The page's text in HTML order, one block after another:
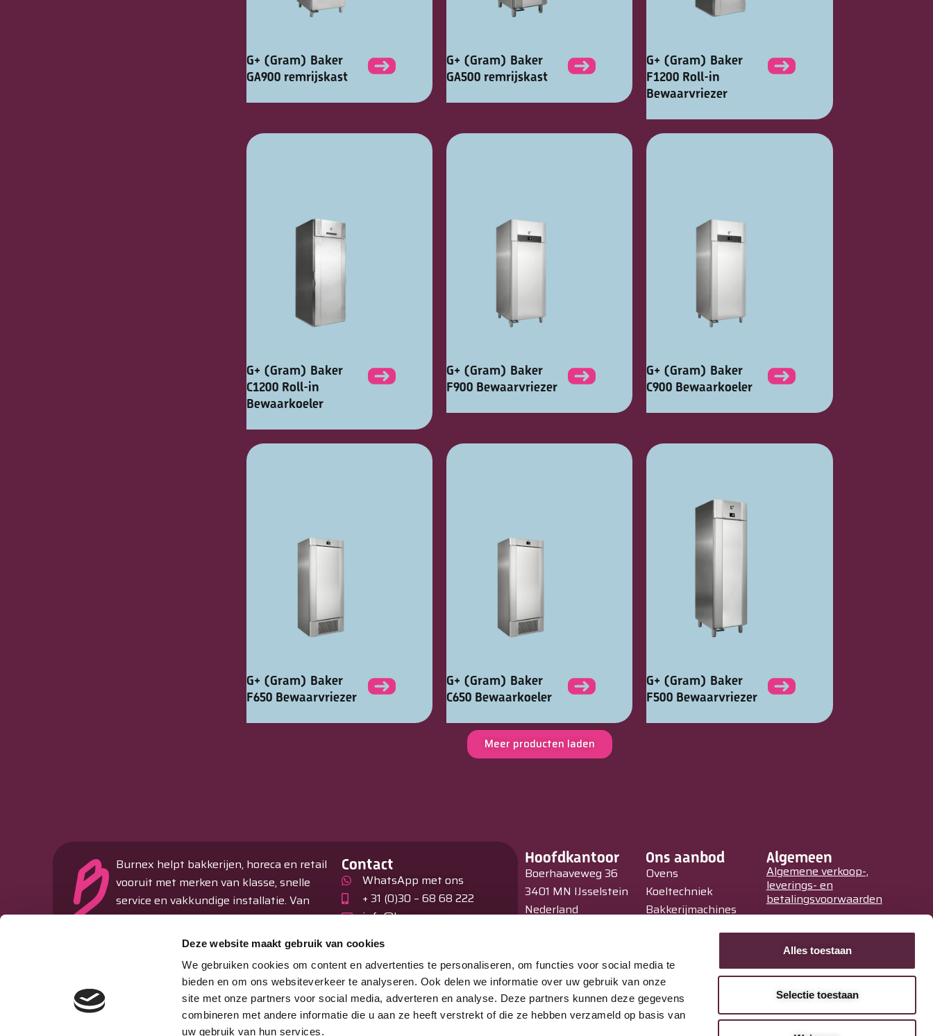
Deze website maakt gebruik van cookies
We gebruiken cookies om content en advertenties te personaliseren, om functies voor social media te
bieden en om ons websiteverkeer te analyseren. Ook delen we informatie over uw gebruik van onze
site met onze partners voor social media, adverteren en analyse. Deze partners kunnen deze gegevens
combineren met andere informatie die u aan ze heeft verstrekt of die ze hebben verzameld op basis van
uw gebruik van hun services.
Alles toestaan
Selectie toestaan
G+ (Gram) Baker
GA900 remrijskast
G+ (Gram) Baker
GA500 remrijskast
G+ (Gram) Baker
F1200 Roll-in
Bewaarvriezer
G+ (Gram) Baker
C1200 Roll-in
Bewaarkoeler
G+ (Gram) Baker
F900 Bewaarvriezer
G+ (Gram) Baker
C900 Bewaarkoeler
G+ (Gram) Baker
F650 Bewaarvriezer
G+ (Gram) Baker
C650 Bewaarkoeler
G+ (Gram) Baker
F500 Bewaarvriezer
Meer producten laden
Burnex helpt bakkerijen, horeca en retail
vooruit met merken van klasse, snelle
service en vakkundige installatie. Van
ovens en koeltechniek tot machines en
verkoopautomaten – alles onder één
Passie & Performance sinds 1977
Storing melden
Contact
WhatsApp met ons
+ 31 (0)30 – 68 68 222
info@burnex.eu
Hoofdkantoor
Boerhaaveweg 36
3401 MN IJsselstein
Nederland
Hagelberg 31
B –2440 Geel
België
Ons aanbod
Ovens
Koeltechniek
Bakkerijmachines
Occasions
Service &
Onderhoud
Algemeen
Algemene verkoop-,
leverings- en
betalingsvoorwaarden